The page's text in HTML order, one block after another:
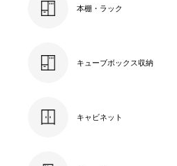
本棚・ラック
キューブボックス収納
キャビネット